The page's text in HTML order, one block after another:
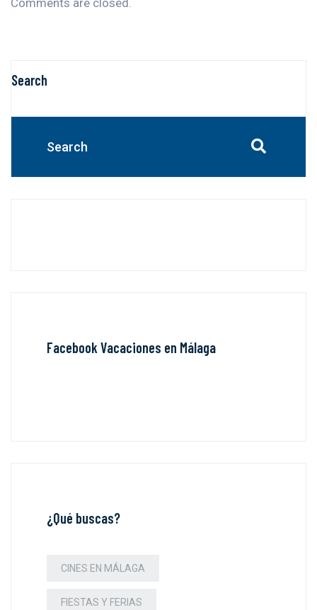
Search
Facebook Vacaciones en Málaga
¿Qué buscas?
CINES EN MÁLAGA
FIESTAS Y FERIAS